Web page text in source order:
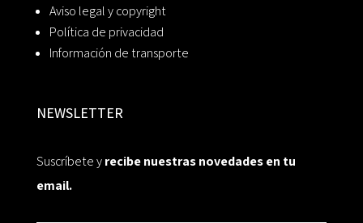
Aviso legal y copyright
Política de privacidad
Información de transporte
NEWSLETTER
Suscríbete yrecibe nuestras novedades en tu
email.